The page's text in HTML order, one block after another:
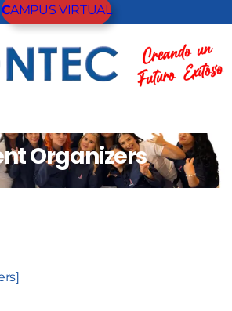
CAMPUS VIRTUAL
Organizers